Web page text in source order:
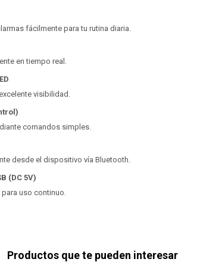
fácilmente para tu rutina diaria.
en tiempo real.
visibilidad.
comandos simples.
desde el dispositivo vía Bluetooth.
(DC 5V)
uso continuo.
Productos que te pueden interesar